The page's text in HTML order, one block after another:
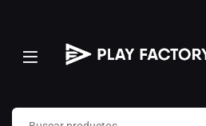
Buscar por: